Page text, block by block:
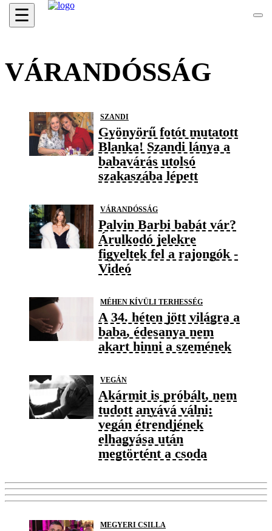
☰
VÁRANDÓSSÁG
SZANDI
Gyönyörű fotót mutatott
Blanka! Szandi lánya a
babavárás utolsó
szakaszába lépett
VÁRANDÓSSÁG
Palvin Barbi babát vár?
Árulkodó jelekre
figyeltek fel a rajongók -
Videó
MÉHEN KÍVÜLI TERHESSÉG
A 34. héten jött világra a
baba, édesanya nem
akart hinni a szemének
VEGÁN
Akármit is próbált, nem
tudott anyává válni:
vegán étrendjének
elhagyása után
megtörtént a csoda
MEGYERI CSILLA